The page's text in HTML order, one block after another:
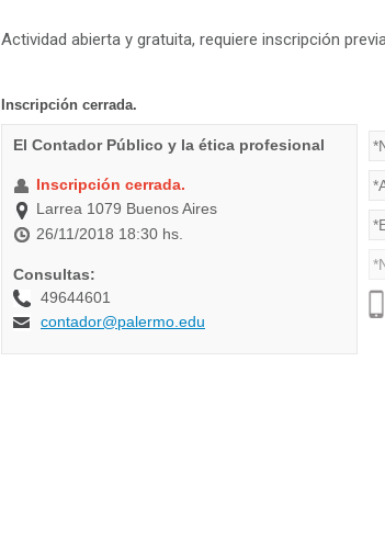
Actividad abierta y gratuita, requiere inscripción